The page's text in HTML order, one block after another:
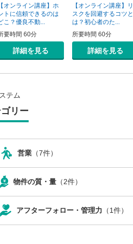
【オンライン講座】ホ
トに信頼できるのは
こ？優良不動...
要時間 60分
詳細を見る
【オンライン講座】リ
スクを回避するコツと
は？初心者のた...
所要時間 60分
詳細を見る
テム
リー
営業 （7件）
物件の質・量 （2件）
アフターフォロー・管理力 （1件）